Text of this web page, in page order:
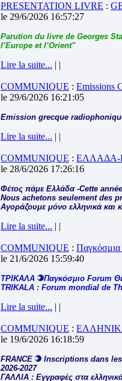
PRESENTATION LIVRE :
le 29/6/2026 16:57:27
Parution du livre de Georges
l’Europe et l’Orient"
Lire la suite... | |
COMMUNIQUE : Emissions
le 29/6/2026 16:21:05
Emission grecque
Lire la suite... | |
COMMUNIQUE :
le 28/6/2026 17:26:16
Φέτος πάμε Ελλάδα -Cette
Nous achetons seulement des
Αγοράζουμε μόνο ελληνικά και
Lire la suite... | |
COMMUNIQUE :
le 21/6/2026 15:59:40
ΤΡΙΚΑΛΑ
Παγκόσμιο Forum
TRIKALA : Forum mondial de
Lire la suite... | |
COMMUNIQUE :
le 19/6/2026 16:18:59
FRANCE
Inscriptions dans
2026-2027
ΓΑΛΛΙΑ : Εγγραφές στα